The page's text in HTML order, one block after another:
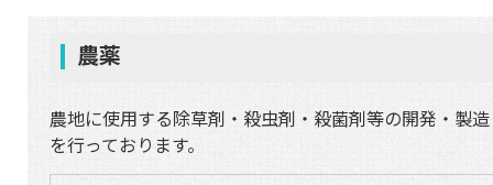
農薬
農地に使用する除草剤・殺虫剤・殺菌剤等の開発・製
を行っております。